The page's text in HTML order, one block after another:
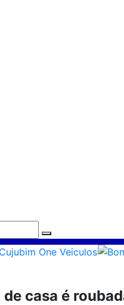
de casa é